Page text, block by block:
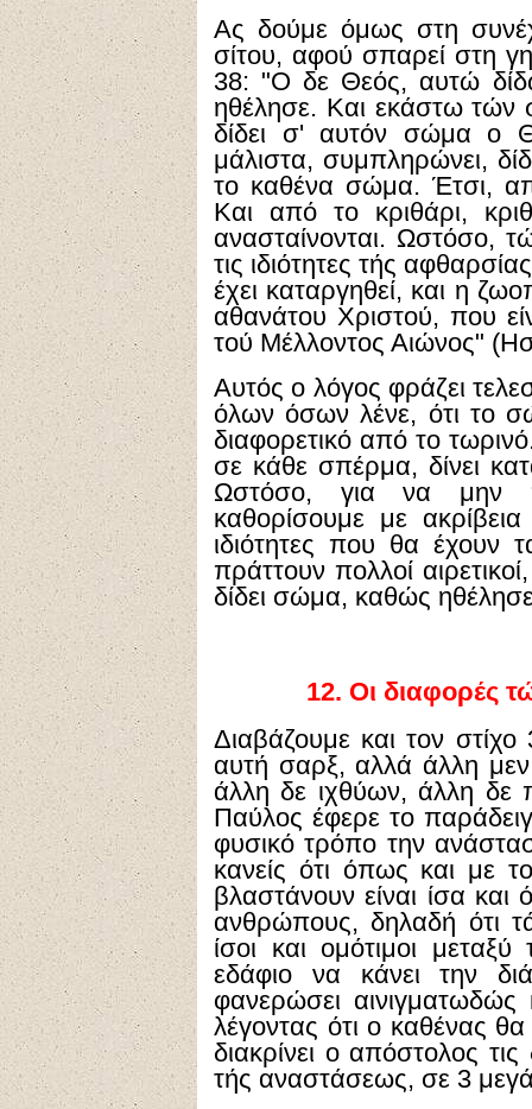
Ας δούμε όμως στη
σίτου, αφού σπαρεί στη
38: "Ο δε Θεός, αυτώ
ηθέλησε. Και εκάστω τών
δίδει σ' αυτόν σώμα ο
μάλιστα, συμπληρώνει,
το καθένα σώμα. Έτσι,
Και από το κριθάρι,
ανασταίνονται. Ωστόσο,
τις ιδιότητες τής
έχει καταργηθεί, και η
αθανάτου Χριστού, που
τού Μέλλοντος Αιώνος"
Αυτός ο λόγος φράζει
όλων όσων λένε, ότι το
διαφορετικό από το
σε κάθε σπέρμα, δίνει
Ωστόσο, για να μην
καθορίσουμε με
ιδιότητες που θα
πράττουν πολλοί
δίδει σώμα, καθώς
12. Οι διαφορές
Διαβάζουμε και τον
αυτή σαρξ, αλλά άλλη
άλλη δε ιχθύων, άλλη δε
Παύλος έφερε το
φυσικό τρόπο την
κανείς ότι όπως και με
βλαστάνουν είναι ίσα και
ανθρώπους, δηλαδή ότι
ίσοι και ομότιμοι
εδάφιο να κάνει την
φανερώσει
λέγοντας ότι ο καθένας
διακρίνει ο απόστολος
τής αναστάσεως, σε 3